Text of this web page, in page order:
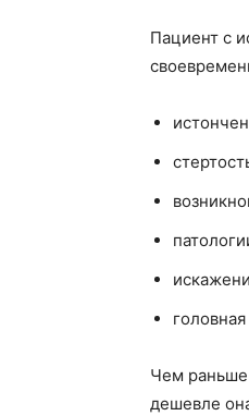
Пациент с
Чем раньше
дешевле